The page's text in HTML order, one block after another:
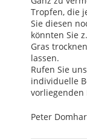
Tropfen, die
Sie diesen
könnten Sie
Gras
lassen.
Rufen Sie
individuelle
vorliegenden
Peter